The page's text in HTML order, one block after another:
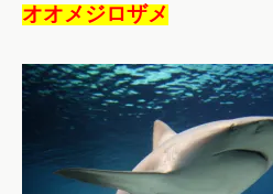
オオメジロザメ